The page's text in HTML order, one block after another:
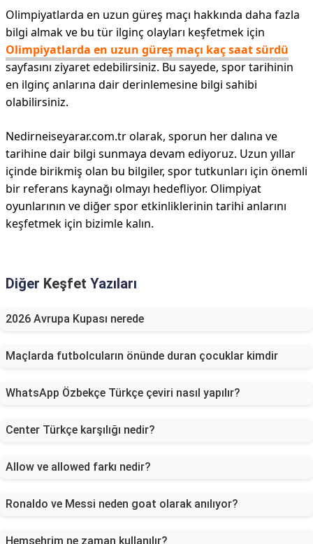
Olimpiyatlarda en uzun güreş maçı hakkında daha fazla
bilgi almak ve bu tür ilginç olayları keşfetmek için
Olimpiyatlarda en uzun güreş maçı kaç saat sürdü
sayfasını ziyaret edebilirsiniz. Bu sayede, spor tarihinin
en ilginç anlarına dair derinlemesine bilgi sahibi
olabilirsiniz.
Nedirneiseyarar.com.tr olarak, sporun her dalına ve
tarihine dair bilgi sunmaya devam ediyoruz. Uzun yıllar
içinde birikmiş olan bu bilgiler, spor tutkunları için önemli
bir referans kaynağı olmayı hedefliyor. Olimpiyat
oyunlarının ve diğer spor etkinliklerinin tarihi anlarını
keşfetmek için bizimle kalın.
Diğer Keşfet Yazıları
2026 Avrupa Kupası nerede
Maçlarda futbolcuların önünde duran çocuklar kimdir
WhatsApp Özbekçe Türkçe çeviri nasıl yapılır?
Center Türkçe karşılığı nedir?
Allow ve allowed farkı nedir?
Ronaldo ve Messi neden goat olarak anılıyor?
Hemşehrim ne zaman kullanılır?